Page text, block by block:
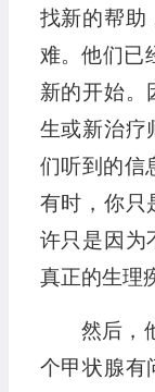
找新的帮助
难。他们已
新的开始。
生或新治疗
们听到的信
有时，你只
许只是因为
真正的生理
然后，
个甲状腺有